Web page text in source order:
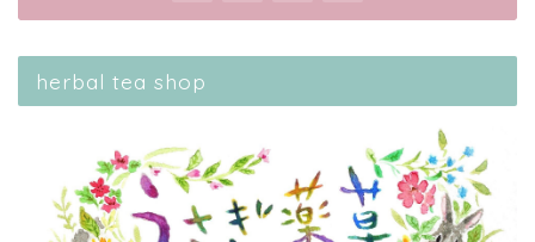
herbal tea shop